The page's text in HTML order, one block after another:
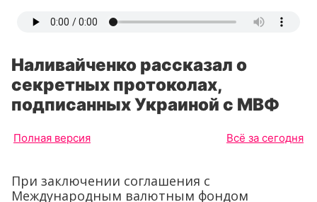
Наливайченко рассказал о
секретных протоколах,
подписанных Украиной с МВФ
Полная версия Всё за сегодня
При заключении соглашения с
Международным валютным фондом